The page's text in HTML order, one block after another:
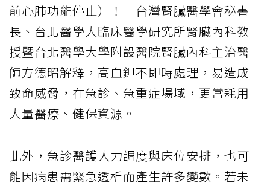
前心肺功能停止）！」台灣腎臟醫學會秘書
長、台北醫學大臨床醫學研究所腎臟內科教
授暨台北醫學大學附設醫院腎臟內科主治醫
師方德昭解釋，高血鉀不即時處理，易造成
致命威脅，在急診、急重症場域，更常耗用
大量醫療、健保資源。
此外，急診醫護人力調度與床位安排，也可
能因病患需緊急透析而產生許多變數。若未